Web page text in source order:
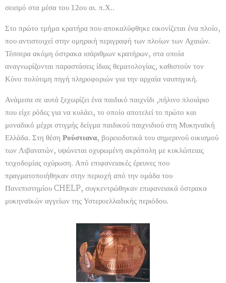
σεισμό στα μέσα του 12ου αι. π.Χ..
Στο πρώτο τμήμα κρατήρα που αποκαλύφθηκε εικονίζεται ένα πλοίο,
που αντιστοιχεί στην ομηρική περιγραφή των πλοίων των Αχαιών.
Τέσσερα ακόμη όστρακα ισάριθμων κρατήρων, στα οποία
αναγνωρίζονται παραστάσεις ίδιας θεματολογίας, καθιστούν τον
Κύνο πολύτιμη πηγή πληροφοριών για την αρχαία ναυπηγική.
Ανάμεσα σε αυτά ξεχωρίζει ένα παιδικό παιχνίδι ,πήλινο πλοιάριο
που είχε ρόδες για να κυλάει, το οποίο αποτελεί το πρώτο και
μοναδικό μέχρι στιγμής δείγμα παιδικού παιχνιδιού στη Μυκηναϊκή
Ελλάδα. Στη θέση Ρούστιανα, βορειοδυτικά του σημερινού οικισμού
των Λιβανατών, υψώνεται οχυρωμένη ακρόπολη με κυκλώπειας
τειχοδομίας οχύρωση. Από επιφανειακές έρευνες που
πραγματοποιήθηκαν στην περιοχή από την ομάδα του
Πανεπιστημίου CHELP, συγκεντρώθηκαν επιφανειακά όστρακα
μυκηναϊκών αγγείων της Υστεροελλαδικής περιόδου.